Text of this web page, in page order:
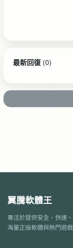
最新回復(0)
翼騰軟體王
專注於提供安全、快速
海量正版軟體與熱門遊戲